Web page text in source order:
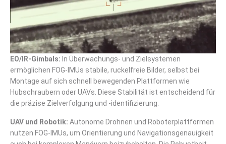
EO/IR-Gimbals: In Überwachungs- und Zielsystemen
ermöglichen FOG-IMUs stabile, ruckelfreie Bilder, selbst bei
Montage auf sich schnell bewegenden Plattformen wie
Hubschraubern oder UAVs. Diese Stabilität ist entscheidend für
die präzise Zielverfolgung und -identifizierung.
UAV und Robotik: Autonome Drohnen und Roboterplattformen
nutzen FOG-IMUs, um Orientierung und Navigationsgenauigkeit